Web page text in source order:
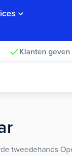
Klanten
tweedehands